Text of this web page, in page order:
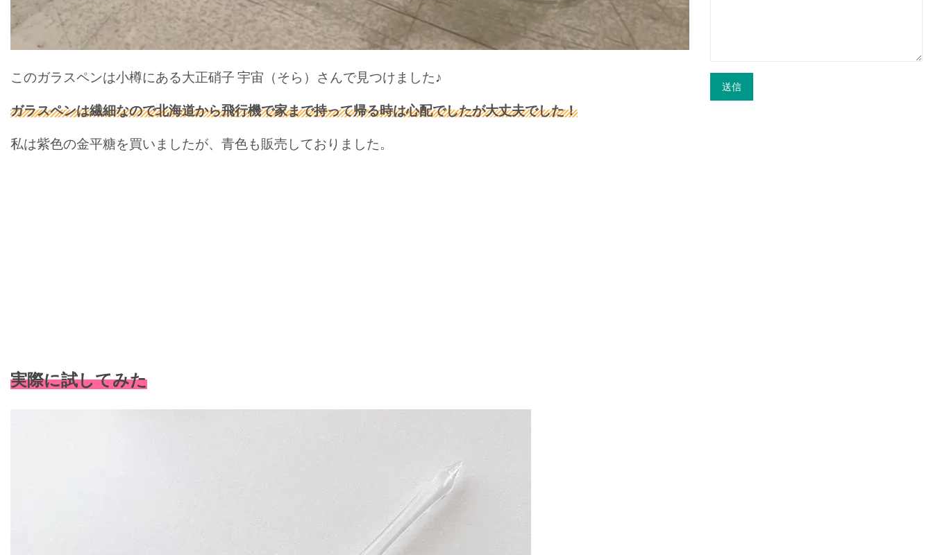
このガラスペンは小樽にある大正硝子 宇宙（そら）さんで見つけました♪
ガラスペンは繊細なので北海道から飛行機で家まで持って帰る時は心配でしたが大丈夫でした！
私は紫色の金平糖を買いましたが、青色も販売しておりました。
実際に試してみた